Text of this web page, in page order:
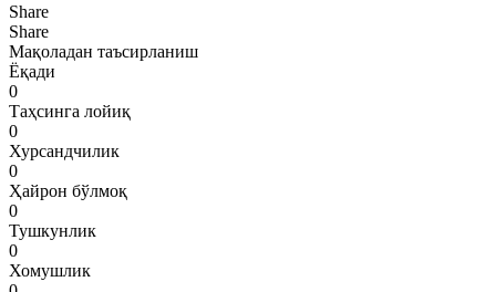
Share
Share
Мақоладан таъсирланиш
Ёқади
0
Таҳсинга лойиқ
0
Хурсандчилик
0
Ҳайрон бўлмоқ
0
Тушкунлик
0
Хомушлик